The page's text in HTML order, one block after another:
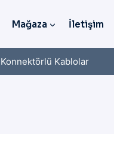
Mağaza İletişim
Konnektörlü Kablolar